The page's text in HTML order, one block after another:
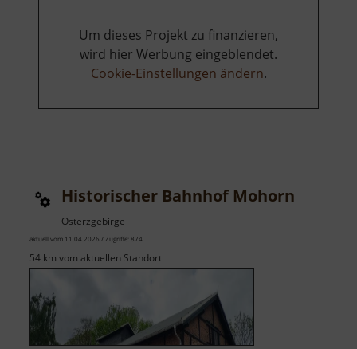
Um dieses Projekt zu finanzieren,
wird hier Werbung eingeblendet.
Cookie-Einstellungen ändern.
Historischer Bahnhof Mohorn
Osterzgebirge
aktuell vom 11.04.2026 / Zugriffe: 874
54 km vom aktuellen Standort